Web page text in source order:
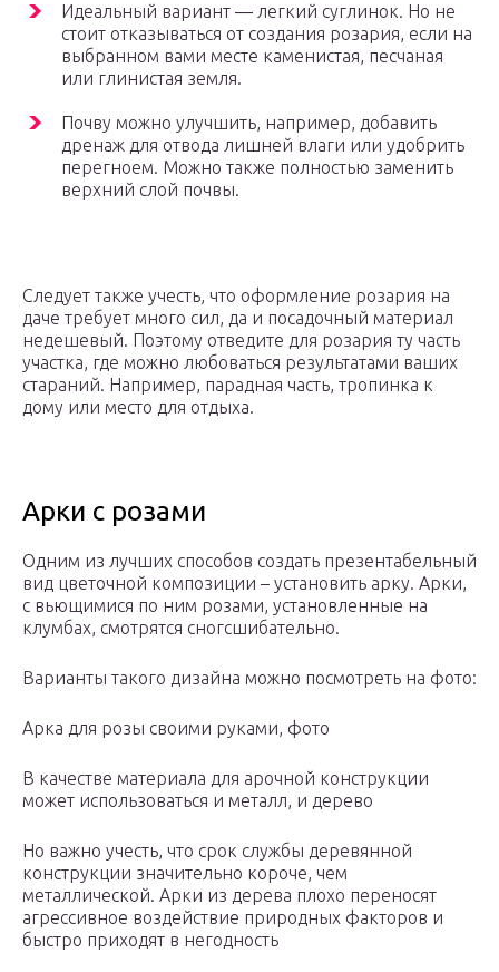
Идеальный вариант ― легкий суглинок. Но не
стоит отказываться от создания розария, если на
выбранном вами месте каменистая, песчаная
или глинистая земля.
Почву можно улучшить, например, добавить
дренаж для отвода лишней влаги или удобрить
перегноем. Можно также полностью заменить
верхний слой почвы.
Следует также учесть, что оформление розария на
даче требует много сил, да и посадочный материал
недешевый. Поэтому отведите для розария ту часть
участка, где можно любоваться результатами ваших
стараний. Например, парадная часть, тропинка к
дому или место для отдыха.
Арки с розами
Одним из лучших способов создать презентабельный
вид цветочной композиции – установить арку. Арки,
с вьющимися по ним розами, установленные на
клумбах, смотрятся сногсшибательно.
Варианты такого дизайна можно посмотреть на фото:
Арка для розы своими руками, фото
В качестве материала для арочной конструкции
может использоваться и металл, и дерево
Но важно учесть, что срок службы деревянной
конструкции значительно короче, чем
металлической. Арки из дерева плохо переносят
агрессивное воздействие природных факторов и
быстро приходят в негодность